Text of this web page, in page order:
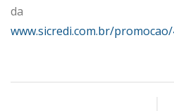
da
www.sicredi.com.br/